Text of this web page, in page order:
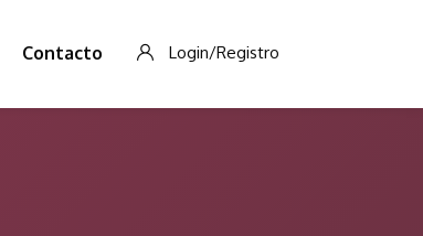
Contacto Login/Registro